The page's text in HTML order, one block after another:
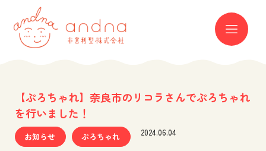
【ぷろちゃれ】奈良市のリコラさんでぷろちゃれ
を行いました！
お知らせ ぷろちゃれ 2024.06.04